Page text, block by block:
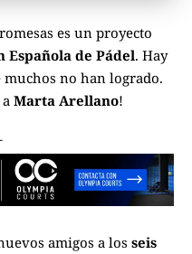
es un proyecto
Española de Pádel. Hay
no han logrado.
Marta Arellano!
amigos a los seis